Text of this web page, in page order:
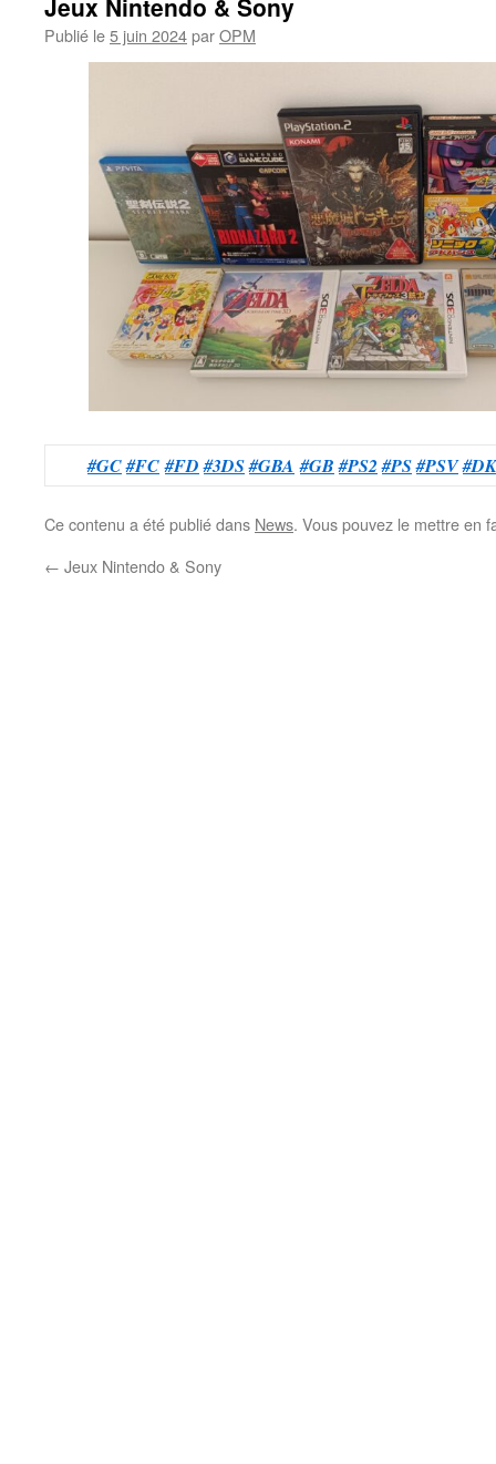
Jeux Nintendo & Sony
Publié le5 juin 2024parOPM
#GC#FC #FD #3DS#GBA #GB #PS2 #PS#PSV#DK
Ce contenu a été publié dans News. Vous pouvez le mettre en
← Jeux Nintendo & Sony